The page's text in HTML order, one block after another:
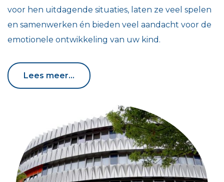
voor hen uitdagende situaties, laten ze veel spelen
en samenwerken én bieden veel aandacht voor de
emotionele ontwikkeling van uw kind.
Lees meer...
Lees meer...